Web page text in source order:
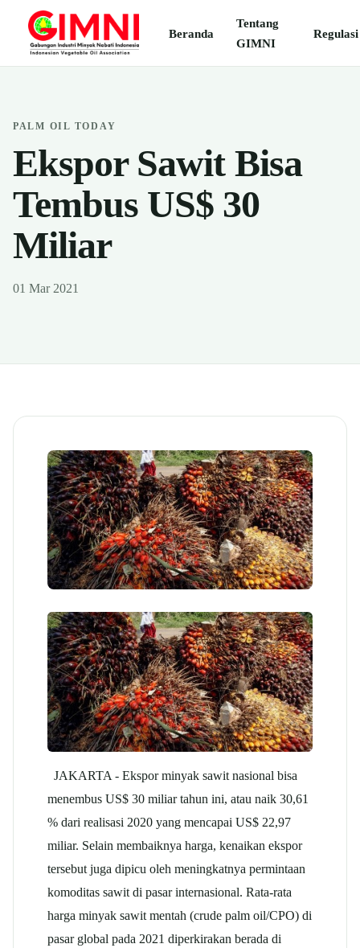
Beranda
Tentang
GIMNI
Regulasi
PALM OIL TODAY
Ekspor Sawit Bisa
Tembus US$ 30
Miliar
01 Mar 2021
JAKARTA - Ekspor minyak sawit nasional bisa
menembus US$ 30 miliar tahun ini, atau naik 30,61
% dari realisasi 2020 yang mencapai US$ 22,97
miliar. Selain membaiknya harga, kenaikan ekspor
tersebut juga dipicu oleh meningkatnya permintaan
komoditas sawit di pasar internasional. Rata-rata
harga minyak sawit mentah (crude palm oil/CPO) di
pasar global pada 2021 diperkirakan berada di